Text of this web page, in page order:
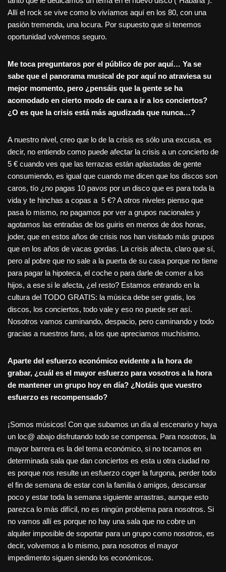
Allí el rock se vive como lo vivíamos aquí en los 80, con una
pasión tremenda, una locura. Por supuesto que si tenemos
oportunidad volvemos seguro.
Me toca preguntaros por el público de por aquí… Ya se
sabe que el panorama musical de por aquí no atraviesa su
mejor momento, pero ¿pensáis que la gente se ha
acomodado en cierto modo de cara a ir a los conciertos?
¿O es que la crisis está más agudizada que nunca…?
A nuestro nivel, creo que lo de la crisis es sólo una excusa, es
decir, no entiendo como puede afectar la crisis a un concierto de
5 € cuando ves que las terrazas están aplastadas de gente
consumiendo, es igual que cuando me dicen que los discos son
caros, tío ¿no pagas 10 pavos por un disco que es para toda la
vida y te hinchas a copas a 5 €? A otros niveles pienso que
pasa lo mismo, no pagamos por ver a grupos nacionales y
agotamos las entradas de los guiris en menos de dos horas,
joder, que en estos años de crisis nos han visitado más grupos
que en los años de vacas gordas. La crisis afecta, claro que sí,
pero al pobre que no sale a la puerta de su casa porque no tiene
para pagar la hipoteca, el coche o para darle de comer a los
hijos, a ese si le afecta, ¿el resto? Estamos entrando en la
cultura del TODO GRATIS: la música debe ser gratis, los
discos, los conciertos, todo vale y eso no puede ser así.
Nosotros vamos caminando, despacio, pero caminando y todo
gracias a nuestros fans, a los que apreciamos muchísimo.
Aparte del esfuerzo económico evidente a la hora de
grabar, ¿cuál es el mayor esfuerzo para vosotros a la hora
de mantener un grupo hoy en día? ¿Notáis que vuestro
esfuerzo es recompensado?
¡Somos músicos! Con que subamos un día al escenario y haya
un loc@ abajo disfrutando todo se compensa. Para nosotros, la
mayor barrera es la del tema económico, si no tocamos en
determinada sala que dan conciertos es esta u otra ciudad no
es porque nos resulte un esfuerzo coger la furgona, perder todo
el fin de semana de estar con la familia ó amigos, descansar
poco y estar toda la semana siguiente arrastras, aunque esto
parezca lo más difícil, no es ningún problema para nosotros. Si
no vamos allí es porque no hay una sala que no cobre un
alquiler imposible de soportar para un grupo como nosotros, es
decir, volvemos a lo mismo, para nosotros el mayor
impedimento siguen siendo los económicos.